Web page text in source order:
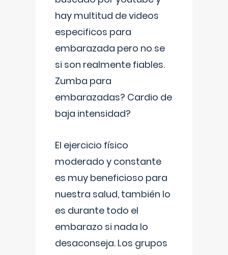
hay multitud de videos
especificos para
embarazada pero no se
si son realmente fiables.
Zumba para
embarazadas? Cardio de
baja intensidad?
El ejercicio físico
moderado y constante
es muy beneficioso para
nuestra salud, también lo
es durante todo el
embarazo si nada lo
desaconseja. Los grupos